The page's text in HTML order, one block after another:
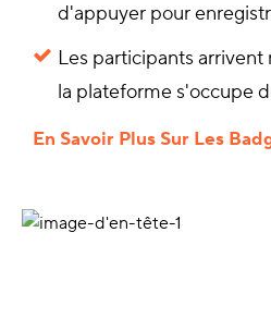
d'appuyer pour
Les participants
la plateforme s'occupe
En Savoir Plus Sur Les